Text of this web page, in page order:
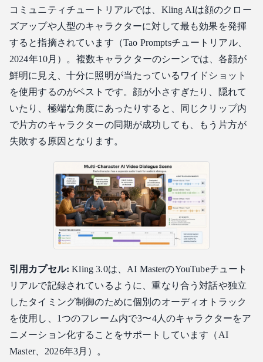
コミュニティチュートリアルでは、Kling AIは顔のクロー
ズアップや人型のキャラクターに対して最も効果を発揮
すると指摘されています（Tao Promptsチュートリアル、
2024年10月）。複数キャラクターのシーンでは、各顔が
鮮明に見え、十分に照明が当たっているワイドショット
を使用するのがベストです。顔が小さすぎたり、隠れて
いたり、極端な角度にあったりすると、同じクリップ内
で片方のキャラクターの同期が成功しても、もう片方が
失敗する原因となります。
引用カプセル: Kling 3.0は、AI MasterのYouTubeチュート
リアルで記録されているように、重なり合う対話や独立
したタイミング制御のために個別のオーディオトラック
を使用し、1つのフレーム内で3〜4人のキャラクターをア
ニメーション化することをサポートしています（AI
Master、2026年3月）。